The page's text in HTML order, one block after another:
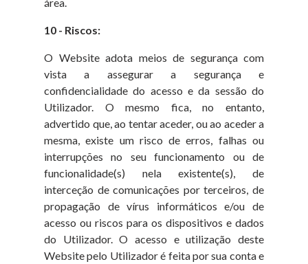
10 - Riscos:
O Website adota meios de segurança com
vista a assegurar a segurança e
confidencialidade do acesso e da sessão do
Utilizador. O mesmo fica, no entanto,
advertido que, ao tentar aceder, ou ao aceder a
mesma, existe um risco de erros, falhas ou
interrupções no seu funcionamento ou de
funcionalidade(s) nela existente(s), de
interceção de comunicações por terceiros, de
propagação de vírus informáticos e/ou de
acesso ou riscos para os dispositivos e dados
do Utilizador. O acesso e utilização deste
Website pelo Utilizador é feita por sua conta e